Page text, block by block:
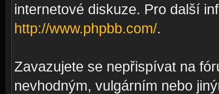
internetové diskuze. Pro další
http://www.phpbb.com/.
Zavazujete se nepřispívat na
nevhodným, vulgárním nebo